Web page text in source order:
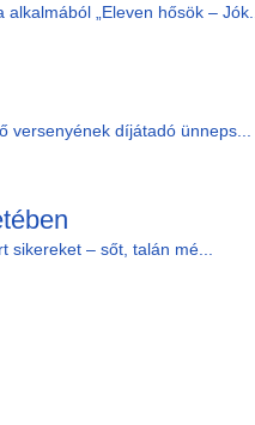
„Eleven hősök – Jók...
versenyének díjátadó ünneps...
sikereket – sőt, talán mé...